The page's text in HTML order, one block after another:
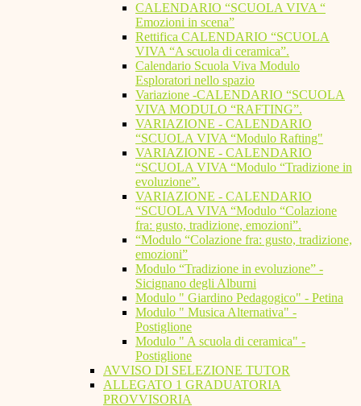
CALENDARIO “SCUOLA VIVA “
Emozioni in scena”
Rettifica CALENDARIO “SCUOLA
VIVA “A scuola di ceramica”.
Calendario Scuola Viva Modulo
Esploratori nello spazio
Variazione -CALENDARIO “SCUOLA
VIVA MODULO “RAFTING”.
VARIAZIONE - CALENDARIO
“SCUOLA VIVA “Modulo Rafting"
VARIAZIONE - CALENDARIO
“SCUOLA VIVA “Modulo “Tradizione in
evoluzione”.
VARIAZIONE - CALENDARIO
“SCUOLA VIVA “Modulo “Colazione
fra: gusto, tradizione, emozioni”.
“Modulo “Colazione fra: gusto, tradizione,
emozioni”
Modulo “Tradizione in evoluzione” -
Sicignano degli Alburni
Modulo " Giardino Pedagogico" - Petina
Modulo " Musica Alternativa" -
Postiglione
Modulo " A scuola di ceramica" -
Postiglione
AVVISO DI SELEZIONE TUTOR
ALLEGATO 1 GRADUATORIA
PROVVISORIA